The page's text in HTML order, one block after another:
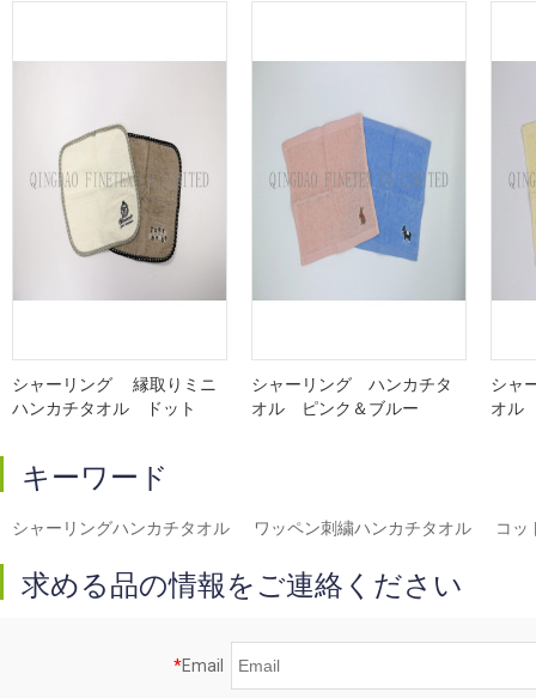
シャーリング 縁取りミニ
ハンカチタオル ドット
シャーリング ハンカチタ
オル ピンク＆ブルー
シャ
オル
キーワード
シャーリングハンカチタオル ワッペン刺繍ハンカチタオル コッ
求める品の情報をご連絡ください
*Email